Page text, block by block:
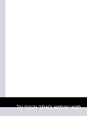
תנאי שימוש באתר והגנה על